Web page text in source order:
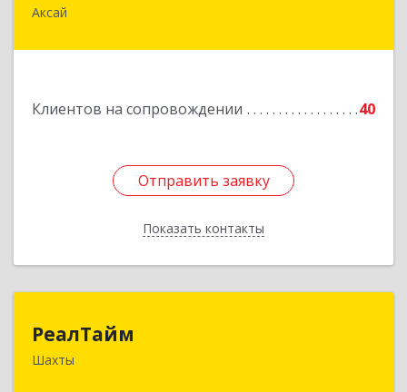
Аксай
Клиентов на сопровождении 40
Отправить заявку
Показать контакты
344000, Ростов-на-Дону г, Буденновский пр-кт,
Отправить заявку
Назад
РеалТайм
Шахты